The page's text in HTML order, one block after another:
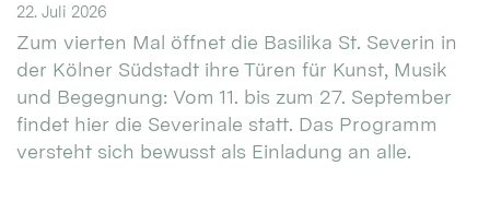
22. Juli 2026
Zum vierten Mal öffnet die Basilika St. Severin in
der Kölner Südstadt ihre Türen für Kunst, Musik
und Begegnung: Vom 11. bis zum 27. September
findet hier die Severinale statt. Das Programm
versteht sich bewusst als Einladung an alle.